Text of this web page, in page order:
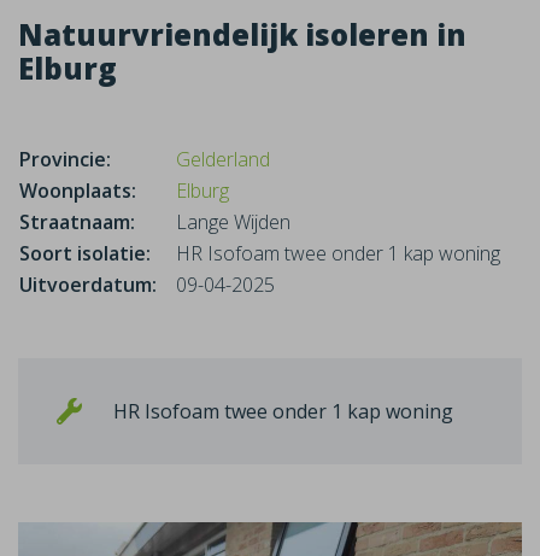
Natuurvriendelijk isoleren in
Elburg
Provincie:
Gelderland
Woonplaats:
Elburg
Straatnaam:
Lange Wijden
Soort isolatie:
HR Isofoam twee onder 1 kap woning
Uitvoerdatum:
09-04-2025
HR Isofoam twee onder 1 kap woning